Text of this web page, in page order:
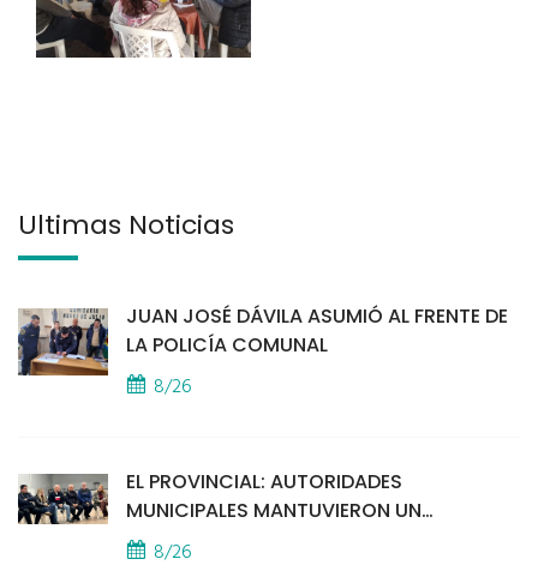
Últimas Noticias
JUAN JOSÉ DÁVILA ASUMIÓ AL FRENTE DE
LA POLICÍA COMUNAL
8/26
EL PROVINCIAL: AUTORIDADES
MUNICIPALES MANTUVIERON UN
ENCUENTRO CON VECINOS POR LA
SEGURIDAD
8/26